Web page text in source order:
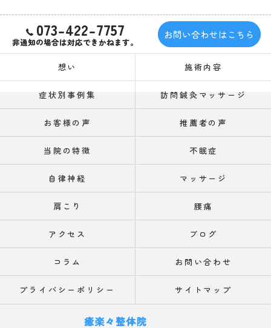
073-422-7757
非通知の場合は対応できかねます。
お問い合わせはこちら
想い 施術内容
症状別事例集 訪問鍼灸マッサージ
お客様の声 推薦者の声
当院の特徴 不眠症
自律神経 マッサージ
肩こり 腰痛
アクセス ブログ
コラム お問い合わせ
プライバシーポリシー サイトマップ